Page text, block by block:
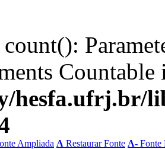
count():
Countable
hesfa.ufrj.br/
Ampliada A Restaurar Fonte A- Fonte